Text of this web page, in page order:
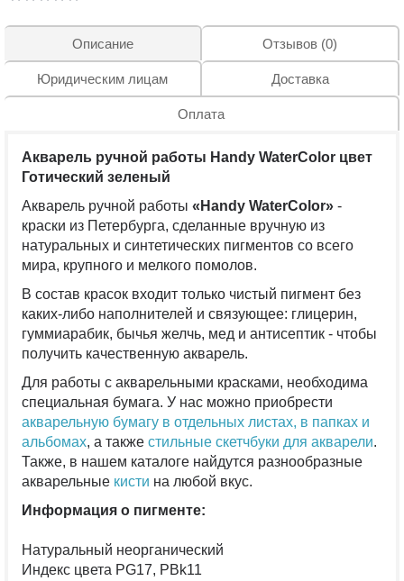
Описание Отзывов (0)
Юридическим лицам Доставка
Оплата
Акварель ручной работы Handy WaterColor цвет
Готический зеленый
Акварель ручной работы «Handy WaterColor» -
краски из Петербурга, сделанные вручную из
натуральных и синтетических пигментов со всего
мира, крупного и мелкого помолов.
В состав красок входит только чистый пигмент без
каких-либо наполнителей и связующее: глицерин,
гуммиарабик, бычья желчь, мед и антисептик - чтобы
получить качественную акварель.
Для работы с акварельными красками, необходима
специальная бумага. У нас можно приобрести
акварельную бумагу в отдельных листах, в папках и
альбомах, а также стильные скетчбуки для акварели.
Также, в нашем каталоге найдутся разнообразные
акварельные кисти на любой вкус.
Информация о пигменте:⠀⠀⠀
Натуральный неорганический⠀⠀⠀⠀
Индекс цвета PG17, PBk11⠀⠀⠀⠀